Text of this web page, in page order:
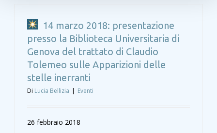
14 marzo 2018: presentazione
presso la Biblioteca Universitaria di
Genova del trattato di Claudio
Tolemeo sulle Apparizioni delle
stelle inerranti
Di Lucia Bellizia | Eventi
26 febbraio 2018